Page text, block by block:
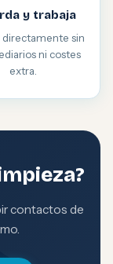
y trabaja
directamente sin
ni costes
extra.
contactos de